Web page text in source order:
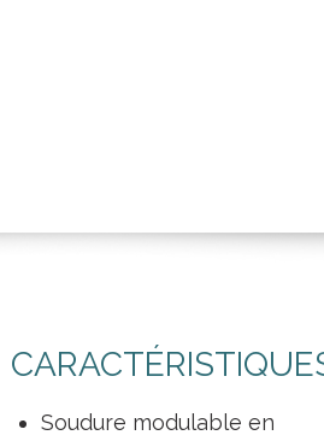
Soudure modulable en